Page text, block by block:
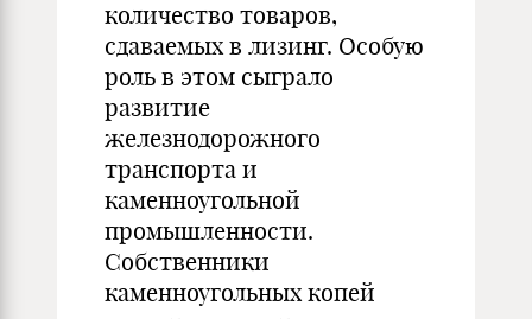
количество товаров,
сдаваемых в лизинг. Особую
роль в этом сыграло
развитие
железнодорожного
транспорта и
каменноугольной
промышленности.
Собственники
каменноугольных копей